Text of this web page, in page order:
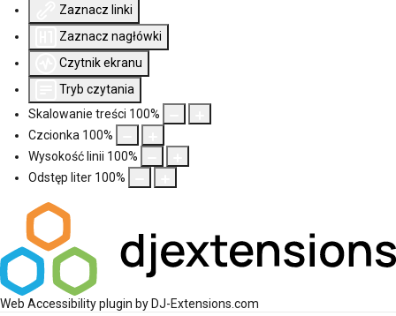
Zaznacz linki
Zaznacz nagłówki
Czytnik ekranu
Tryb czytania
Skalowanie treści 100%
Czcionka 100%
Wysokość linii 100%
Odstęp liter 100%
Web Accessibility plugin by DJ-Extensions.com